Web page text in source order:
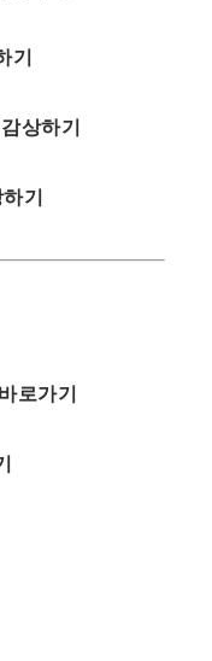
기
상하기
기
로가기